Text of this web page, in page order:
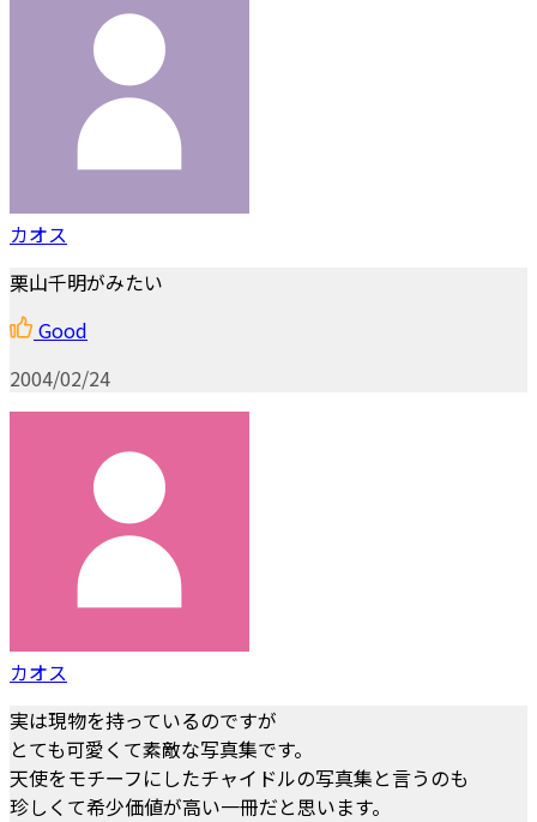
カオス
栗山千明がみたい
Good
2004/02/24
カオス
実は現物を持っているのですが
とても可愛くて素敵な写真集です。
天使をモチーフにしたチャイドルの写真集と言うのも
珍しくて希少価値が高い一冊だと思います。